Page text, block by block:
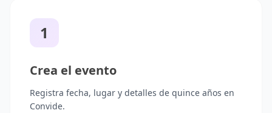
1
Crea el evento
Registra fecha, lugar y detalles de quince años en
Convide.